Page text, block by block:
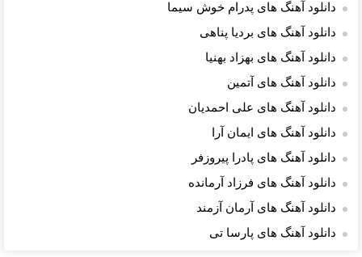
دانلود آهنگ های پدرام خوش سیما
دانلود آهنگ های بردیا پناهی
دانلود آهنگ های بهزاد بهنیا
دانلود آهنگ های آتمین
دانلود آهنگ های علی احمدیان
دانلود آهنگ های ایمان آرا
دانلود آهنگ های پادرا پیروزفر
دانلود آهنگ های فرزاد آرمانده
دانلود آهنگ های آرمان آزمند
دانلود آهنگ های پارسا تی